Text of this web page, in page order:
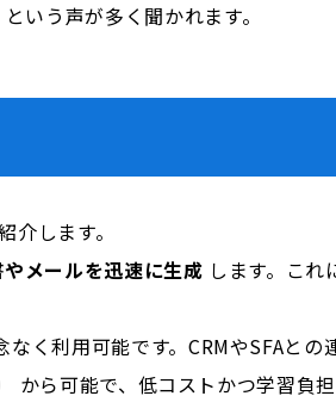
いう声が多く聞かれます。
介します。
メールを迅速に生成 します。これ
く利用可能です。CRMやSFAとの
から可能で、低コストかつ学習負